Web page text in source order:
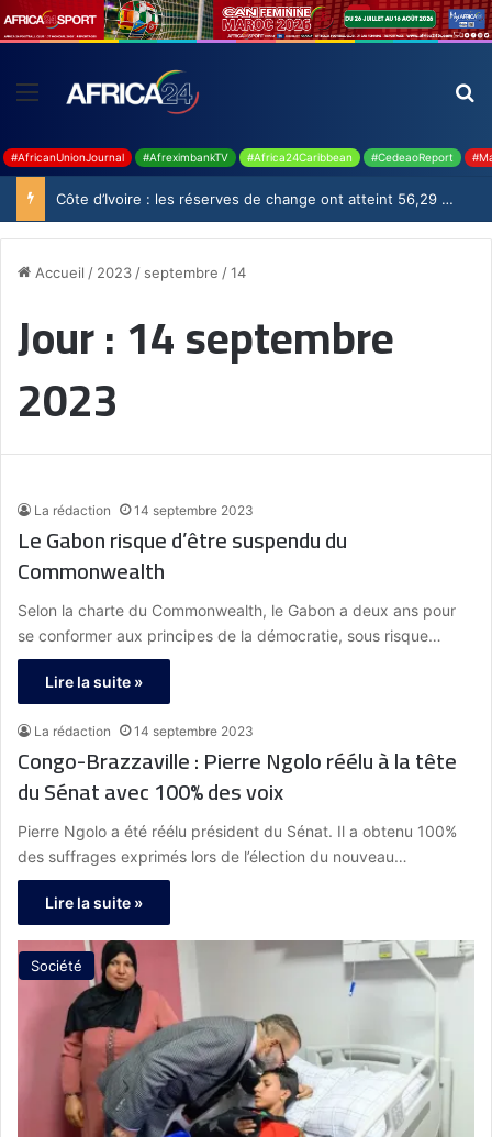
#AfricanUnionJournal #AfreximbankTV #Africa24Caribbean #CedeaoReport
Côte d’Ivoire : les réserves de change ont atteint 56,29 milliards USD en juillet
Accueil / 2023 / septembre /14
Jour :14 septembre
2023
La rédaction 14 septembre 2023
Le Gabon risque d’être suspendu du
Commonwealth
Selon la charte du Commonwealth, le Gabon a deux ans pour
se conformer aux principes de la démocratie, sous risque…
Lire la suite »
La rédaction 14 septembre 2023
Congo-Brazzaville : Pierre Ngolo réélu à la tête
du Sénat avec 100% des voix
Pierre Ngolo a été réélu président du Sénat. Il a obtenu 100%
des suffrages exprimés lors de l’élection du nouveau…
Lire la suite »
Société